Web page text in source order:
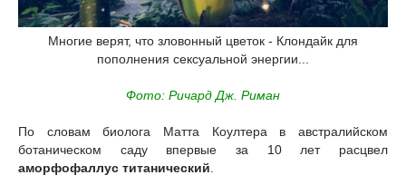
Многие верят, что зловонный цветок - Клондайк для
пополнения сексуальной энергии...
Фото: Ричард Дж. Риман
По словам биолога Матта Коултера в австралийском
ботаническом саду впервые за 10 лет расцвел
аморфофаллус титанический.